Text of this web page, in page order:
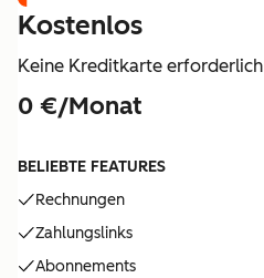
Kostenlos
Keine Kreditkarte erforderlich
0 €/Monat
BELIEBTE FEATURES
Rechnungen
Zahlungslinks
Abonnements